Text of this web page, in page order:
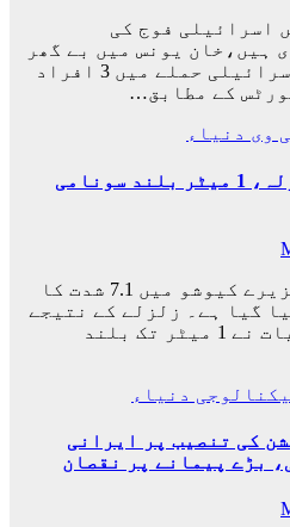
اسرائیلی فوج کی
ہیں،خان یونس میں بے گھر
فلسطینیوں کے خیمے پر اسرائیلی حملے میں 3 افراد
کے مطابق…
وی دنیاء
جاپان میں 7.1 شدت کا زلزلہ، 1 میٹر بلند سونامی
جاپان (مانند نیوز) کے جزیرے کیوشو میں 7.1 شدت کا
گیا ہے۔ زلزلے کے نتیجے
میں جاپانی محکمۂ موسمیات نے 1 میٹر تک بلند
دنیاء
کی تنصیب پر ایرانی
بڑے پیمانے پر نقصان